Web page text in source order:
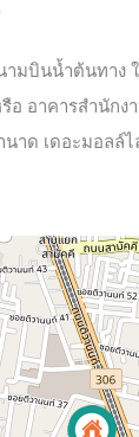
มบินน้ำต้นทาง
อ อาคารสำนัก
าด เดอะมอลล์